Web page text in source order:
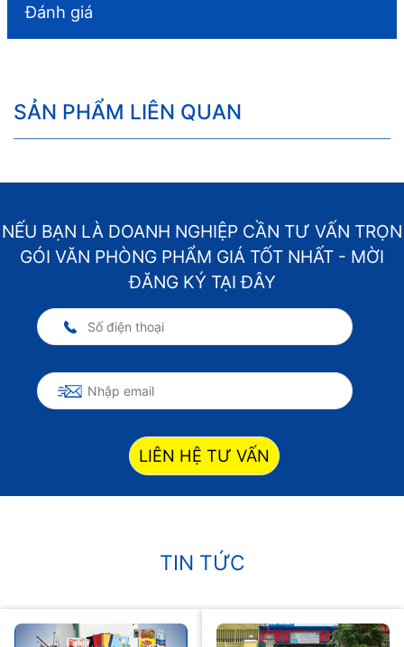
Đánh giá
SẢN PHẨM LIÊN QUAN
NẾU BẠN LÀ DOANH NGHIỆP CẦN TƯ VẤN TRỌN
GÓI VĂN PHÒNG PHẨM GIÁ TỐT NHẤT - MỜI
ĐĂNG KÝ TẠI ĐÂY
LIÊN HỆ TƯ VẤN
TIN TỨC